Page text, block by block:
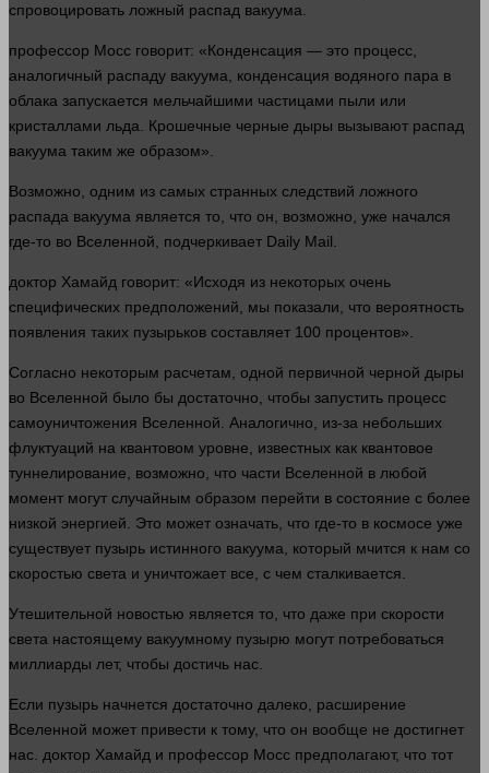
спровоцировать ложный распад вакуума.
профессор Мосс говорит: «Конденсация — это процесс
аналогичный распаду вакуума, конденсация водяного пара в
облака запускается мельчайшими частицами пыли или
кристаллами льда. Крошечные черные дыры вызывают распад
вакуума таким же образом».
Возможно, одним из самых странных следствий ложного
распада вакуума является то, что он, возможно, уже начался
где-то во Вселенной, подчеркивает Daily Mail.
доктор Хамайд говорит: «Исходя из некоторых очень
специфических предположений, мы показали, что вероятность
появления таких пузырьков составляет 100 процентов».
Согласно некоторым расчетам, одной первичной черной дыры
во Вселенной было бы достаточно, чтобы запустить процесс
самоуничтожения Вселенной. Аналогично, из-за небольших
флуктуаций на квантовом уровне, известных как квантовое
туннелирование, возможно, что части Вселенной в любой
момент могут случайным образом перейти в состояние с более
низкой энергией. Это может означать, что где-то в космосе уже
существует пузырь истинного вакуума, который мчится к нам со
скоростью света и уничтожает все, с чем сталкивается.
Утешительной новостью является то, что даже при скорости
света настоящему вакуумному пузырю могут потребоваться
миллиарды лет, чтобы достичь нас.
Если пузырь начнется достаточно далеко
расширение
Вселенной может привести к тому, что он вообще не достигнет
нас. доктор Хамайд и профессор Мосс предполагают, что тот